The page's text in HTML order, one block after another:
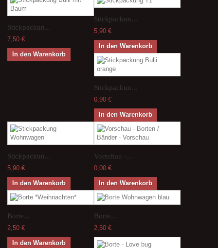
Stickpackun...
7,50 €
In den Warenkorb
Stickpackun...
5,90 €
In den Warenkorb
Stickpackun...
6,90 €
In den Warenkorb
Stickpackun...
5,90 €
In den Warenkorb
Vorschau -...
0,00 €
In den Warenkorb
Borte...
2,50 €
In den Warenkorb
Borte...
2,50 €